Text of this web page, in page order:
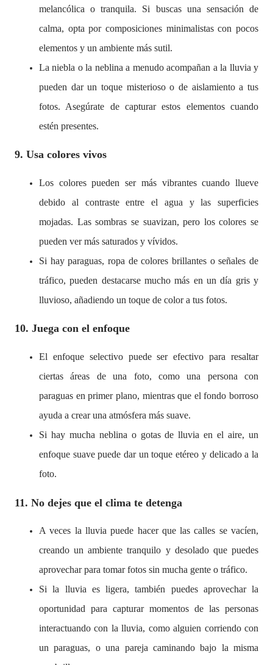
melancólica o tranquila. Si buscas una sensación de
calma, opta por composiciones minimalistas con pocos
elementos y un ambiente más sutil.
La niebla o la neblina a menudo acompañan a la lluvia y
pueden dar un toque misterioso o de aislamiento a tus
fotos. Asegúrate de capturar estos elementos cuando
estén presentes.
9. Usa colores vivos
Los colores pueden ser más vibrantes cuando llueve
debido al contraste entre el agua y las superficies
mojadas. Las sombras se suavizan, pero los colores se
pueden ver más saturados y vívidos.
Si hay paraguas, ropa de colores brillantes o señales de
tráfico, pueden destacarse mucho más en un día gris y
lluvioso, añadiendo un toque de color a tus fotos.
10. Juega con el enfoque
El enfoque selectivo puede ser efectivo para resaltar
ciertas áreas de una foto, como una persona con
paraguas en primer plano, mientras que el fondo borroso
ayuda a crear una atmósfera más suave.
Si hay mucha neblina o gotas de lluvia en el aire, un
enfoque suave puede dar un toque etéreo y delicado a la
foto.
11. No dejes que el clima te detenga
A veces la lluvia puede hacer que las calles se vacíen,
creando un ambiente tranquilo y desolado que puedes
aprovechar para tomar fotos sin mucha gente o tráfico.
Si la lluvia es ligera, también puedes aprovechar la
oportunidad para capturar momentos de las personas
interactuando con la lluvia, como alguien corriendo con
un paraguas, o una pareja caminando bajo la misma